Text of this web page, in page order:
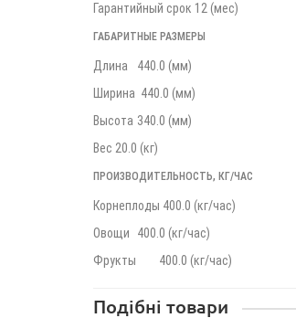
Гарантийный срок 12 (мес)
ГАБАРИТНЫЕ РАЗМЕРЫ
Длина
440.0 (мм)
Ширина 440.0 (мм)
Высота 340.0 (мм)
Вес 20.0 (кг)
ПРОИЗВОДИТЕЛЬНОСТЬ, КГ/ЧАС
Корнеплоды 400.0 (кг/час)
Овощи
400.0 (кг/час)
Фрукты
400.0 (кг/час)
Подібні товари